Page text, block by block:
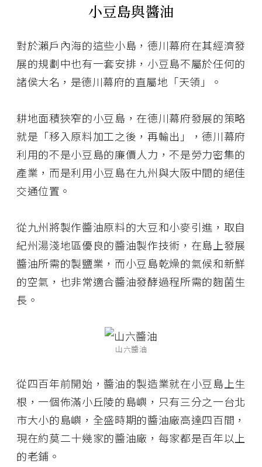
小豆島與醬油
對於瀨戶內海的這些小島，德川幕府在其經濟發
展的規劃中也有一套安排，小豆島不屬於任何的
諸侯大名，是德川幕府的直屬地「天領」。
耕地面積狹窄的小豆島，在德川幕府發展的策略
就是「移入原料加工之後，再輸出」，德川幕府
利用的不是小豆島的廉價人力，不是勞力密集的
產業，而是利用小豆島在九州與大阪中間的絕佳
交通位置。
從九州將製作醬油原料的大豆和小麥引進，取自
紀州湯淺地區優良的醬油製作技術，在島上發展
醬油所需的製鹽業，而小豆島乾燥的氣候和新鮮
的空氣，也非常適合醬油發酵過程所需的麴菌生
長。
山六醬油
從四百年前開始，醬油的製造業就在小豆島上生
根，一個佈滿小丘陵的島嶼，只有三分之一台北
市大小的島嶼，全盛時期的醬油廠高達四百間，
現在約莫二十幾家的醬油廠，每家都是百年以上
的老鋪。